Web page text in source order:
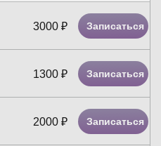
3000 ₽ Записаться
1300 ₽ Записаться
2000 ₽ Записаться